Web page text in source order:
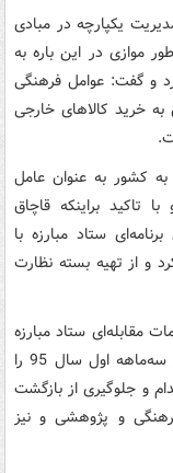
یکپارچه در مبادی
موازی در این باره به
و گفت: عوامل فرهنگی
خرید کالاهای خارجی
کشور به عنوان عامل
تاکید براینکه قاچاق
ستاد مبارزه با
و از تهیه بسته نظارت
مقابله‌ای ستاد مبارزه
با قاچاق کالا و ارز کشفیات کلان قاچاق کالا در سه‌ماهه اول سال 95 را
و جلوگیری از بازگشت
و پژوهشی و نیز